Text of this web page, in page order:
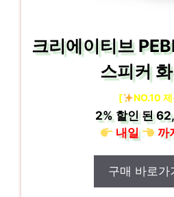
크리에이티브
스피커
[ NO.10
2%할인 된
내일
까
구매 바로가